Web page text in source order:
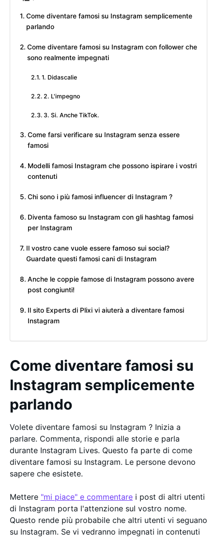
Come diventare famosi su Instagram semplicemente
parlando
Come diventare famosi su Instagram con follower che
sono realmente impegnati
1. Didascalie
2. L'impegno
3. Si. Anche TikTok.
Come farsi verificare su Instagram senza essere
famosi
Modelli famosi Instagram che possono ispirare i vostri
contenuti
Chi sono i più famosi influencer di Instagram ?
Diventa famoso su Instagram con gli hashtag famosi
per Instagram
Il vostro cane vuole essere famoso sui social?
Guardate questi famosi cani di Instagram
Anche le coppie famose di Instagram possono avere
post congiunti!
Il sito Experts di Plixi vi aiuterà a diventare famosi
Instagram
Come diventare famosi su
Instagram semplicemente
parlando
Volete diventare famosi su Instagram ? Inizia a
parlare. Commenta, rispondi alle storie e parla
durante Instagram Lives. Questo fa parte di come
diventare famosi su Instagram. Le persone devono
sapere che esistete.
Mettere "mi piace" e commentare i post di altri utenti
di Instagram porta l'attenzione sul vostro nome.
Questo rende più probabile che altri utenti vi seguano
su Instagram. Se vi vedranno impegnati in contenuti